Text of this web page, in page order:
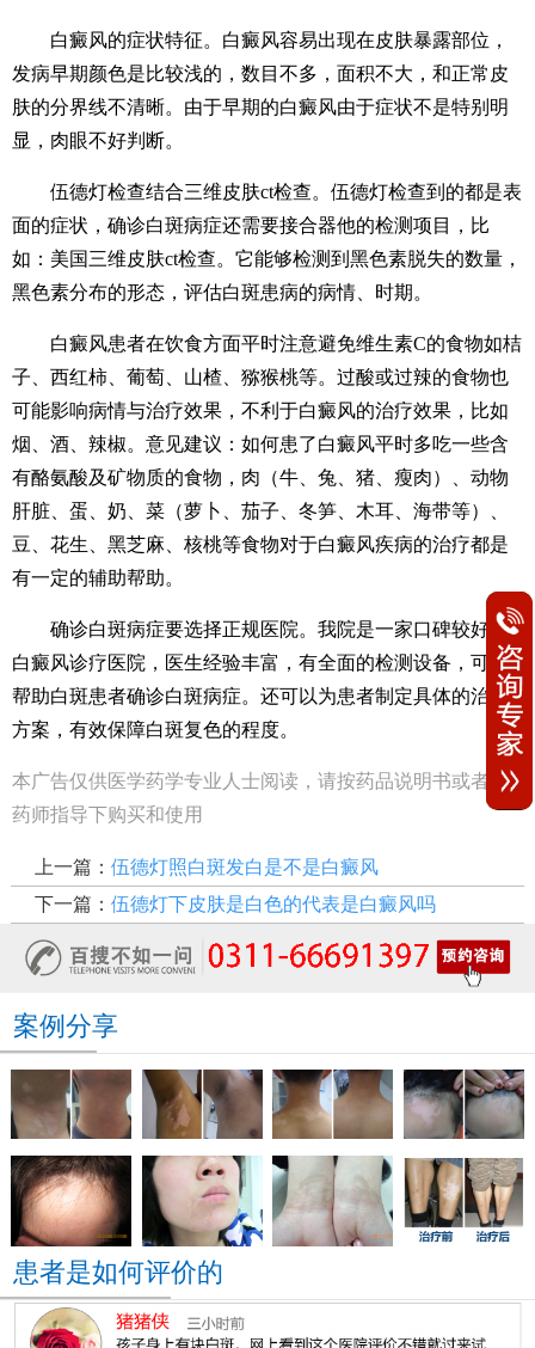
白癜风的症状特征。白癜风容易出现在皮肤暴露部位，
发病早期颜色是比较浅的，数目不多，面积不大，和正常皮
肤的分界线不清晰。由于早期的白癜风由于症状不是特别明
显，肉眼不好判断。
伍德灯检查结合三维皮肤ct检查。伍德灯检查到的都是表
面的症状，确诊白斑病症还需要接合器他的检测项目，比
如：美国三维皮肤ct检查。它能够检测到黑色素脱失的数量，
黑色素分布的形态，评估白斑患病的病情、时期。
白癜风患者在饮食方面平时注意避免维生素C的食物如桔
子、西红柿、葡萄、山楂、猕猴桃等。过酸或过辣的食物也
可能影响病情与治疗效果，不利于白癜风的治疗效果，比如
烟、酒、辣椒。意见建议：如何患了白癜风平时多吃一些含
有酪氨酸及矿物质的食物，肉（牛、兔、猪、瘦肉）、动物
肝脏、蛋、奶、菜（萝卜、茄子、冬笋、木耳、海带等）、
豆、花生、黑芝麻、核桃等食物对于白癜风疾病的治疗都是
有一定的辅助帮助。
确诊白斑病症要选择正规医院。我院是一家口碑较好的
白癜风诊疗医院，医生经验丰富，有全面的检测设备，可以
帮助白斑患者确诊白斑病症。还可以为患者制定具体的治疗
方案，有效保障白斑复色的程度。
本广告仅供医学药学专业人士阅读，请按药品说明书或者在
药师指导下购买和使用
上一篇： 伍德灯照白斑发白是不是白癜风
下一篇： 伍德灯下皮肤是白色的代表是白癜风吗
案例分享
患者是如何评价的